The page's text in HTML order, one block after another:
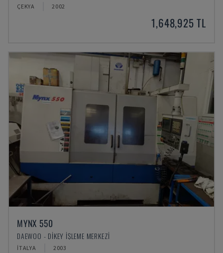
ÇEKYA 2002
1,648,925 TL
MYNX 550
DAEWOO - DIKEY İŞLEME MERKEZI
İTALYA 2003